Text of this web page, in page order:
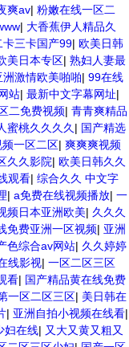
爽av| 粉嫩在线一区二
| 大香蕉伊人精品久
卡三卡国产99| 欧美日韩
美日本专区| 熟妇人妻最
洲激情欧美啪啪| 99在线
站| 最新中文字幕网址|
二免费视频| 青青爽精品
蜜桃久久久久 | 国产精选
一区二区| 爽爽爽视频
久久影院| 欧美日韩久久
观看| 综合久久 中文字
| a免费在线视频播放| 一
频日本亚洲欧美| 久久久
免费亚洲一区视频| 亚洲
色综合av网站| 久久婷婷
线影视| 一区二区三区
看| 国产精品黄在线免费
一区二区三区| 美日韩在
| 亚洲自拍小视频在线看|
妇在线| 又大又黄又粗又